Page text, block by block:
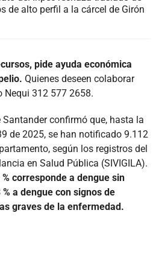
de alto perfil a la cárcel de Girón
pide ayuda económica
Quienes deseen colaborar
Nequi 312 577 2658.
confirmó que, hasta la
de 2025, se han notificado 9.112
según los registros del
en Salud Pública (SIVIGILA).
corresponde a dengue sin
a dengue con signos de
graves de la enfermedad.